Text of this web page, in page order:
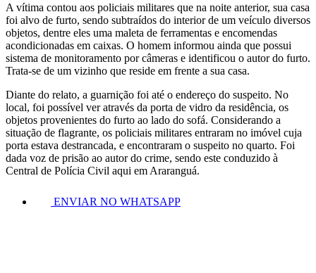
A vítima contou aos policiais militares que na noite anterior, sua casa
foi alvo de furto, sendo subtraídos do interior de um veículo diversos
objetos, dentre eles uma maleta de ferramentas e encomendas
acondicionadas em caixas. O homem informou ainda que possui
sistema de monitoramento por câmeras e identificou o autor do furto.
Trata-se de um vizinho que reside em frente a sua casa.
Diante do relato, a guarnição foi até o endereço do suspeito. No
local, foi possível ver através da porta de vidro da residência, os
objetos provenientes do furto ao lado do sofá. Considerando a
situação de flagrante, os policiais militares entraram no imóvel cuja
porta estava destrancada, e encontraram o suspeito no quarto. Foi
dada voz de prisão ao autor do crime, sendo este conduzido à
Central de Polícia Civil aqui em Araranguá.
ENVIAR NO WHATSAPP